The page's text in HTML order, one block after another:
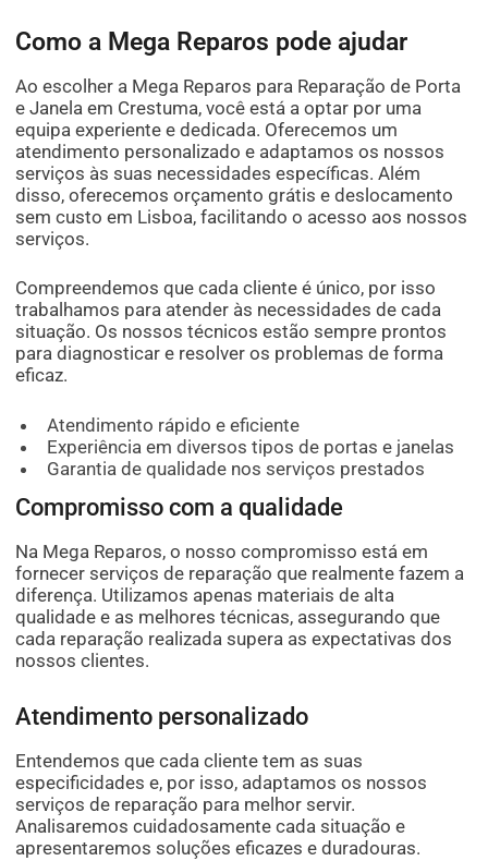
Como a Mega Reparos pode ajudar
Ao escolher a Mega Reparos para Reparação de Porta
e Janela em Crestuma, você está a optar por uma
equipa experiente e dedicada. Oferecemos um
atendimento personalizado e adaptamos os nossos
serviços às suas necessidades específicas. Além
disso, oferecemos orçamento grátis e deslocamento
sem custo em Lisboa, facilitando o acesso aos nossos
serviços.
Compreendemos que cada cliente é único, por isso
trabalhamos para atender às necessidades de cada
situação. Os nossos técnicos estão sempre prontos
para diagnosticar e resolver os problemas de forma
eficaz.
Atendimento rápido e eficiente
Experiência em diversos tipos de portas e janelas
Garantia de qualidade nos serviços prestados
Compromisso com a qualidade
Na Mega Reparos, o nosso compromisso está em
fornecer serviços de reparação que realmente fazem a
diferença. Utilizamos apenas materiais de alta
qualidade e as melhores técnicas, assegurando que
cada reparação realizada supera as expectativas dos
nossos clientes.
Atendimento personalizado
Entendemos que cada cliente tem as suas
especificidades e, por isso, adaptamos os nossos
serviços de reparação para melhor servir.
Analisaremos cuidadosamente cada situação e
apresentaremos soluções eficazes e duradouras.